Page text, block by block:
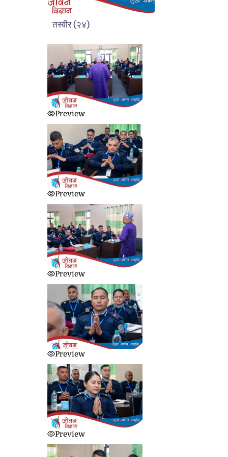
तस्वीर(२४)
Preview
Preview
Preview
Preview
Preview